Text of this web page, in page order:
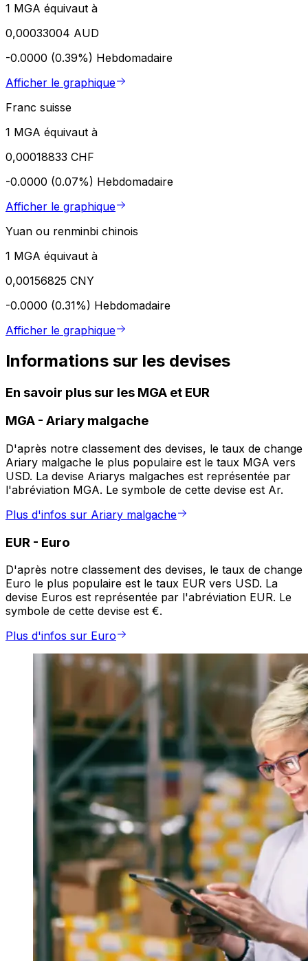
1 MGA équivaut à
0,00033004 AUD
-0.0000 (0.39%) Hebdomadaire
Afficher le graphique
Franc suisse
1 MGA équivaut à
0,00018833 CHF
-0.0000 (0.07%) Hebdomadaire
Afficher le graphique
Yuan ou renminbi chinois
1 MGA équivaut à
0,00156825 CNY
-0.0000 (0.31%) Hebdomadaire
Afficher le graphique
Informations sur les devises
En savoir plus sur les MGA et EUR
MGA - Ariary malgache
D'après notre classement des devises, le taux de change
Ariary malgache le plus populaire est le taux MGA vers
USD. La devise Ariarys malgaches est représentée par
l'abréviation MGA. Le symbole de cette devise est Ar.
Plus d'infos sur Ariary malgache
EUR - Euro
D'après notre classement des devises, le taux de change
Euro le plus populaire est le taux EUR vers USD. La
devise Euros est représentée par l'abréviation EUR. Le
symbole de cette devise est €.
Plus d'infos sur Euro